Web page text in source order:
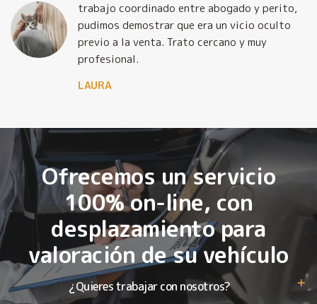
trabajo coordinado entre abogado y perito,
pudimos demostrar que era un vicio oculto
previo a la venta. Trato cercano y muy
profesional.
LAURA
Ofrecemos un servicio
100% on-line, con
desplazamiento para
valoración de su vehículo
¿Quieres trabajar con nosotros?